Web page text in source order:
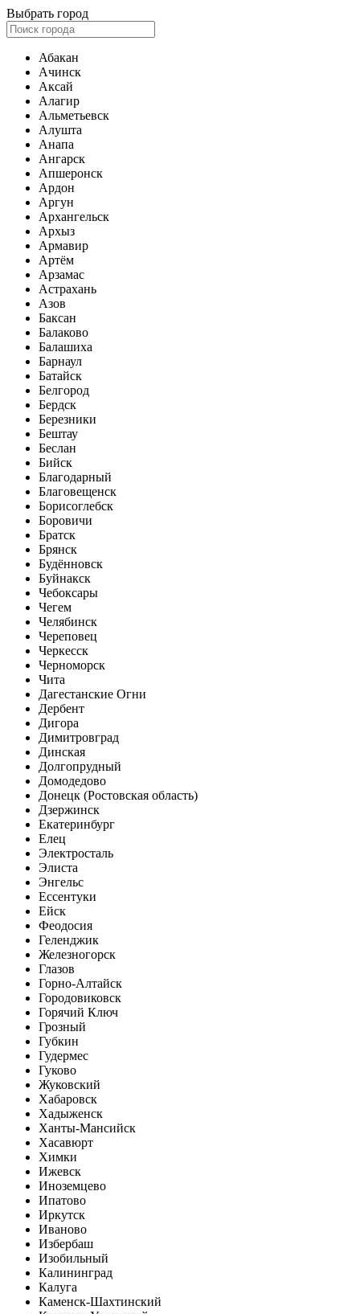
Выбрать город
Абакан
Ачинск
Аксай
Алагир
Альметьевск
Алушта
Анапа
Ангарск
Апшеронск
Ардон
Аргун
Архангельск
Архыз
Армавир
Артём
Арзамас
Астрахань
Азов
Баксан
Балаково
Балашиха
Барнаул
Батайск
Белгород
Бердск
Березники
Бештау
Беслан
Бийск
Благодарный
Благовещенск
Борисоглебск
Боровичи
Братск
Брянск
Будённовск
Буйнакск
Чебоксары
Чегем
Челябинск
Череповец
Черкесск
Черноморск
Чита
Дагестанские Огни
Дербент
Дигора
Димитровград
Динская
Долгопрудный
Домодедово
Донецк (Ростовская область)
Дзержинск
Екатеринбург
Елец
Электросталь
Элиста
Энгельс
Ессентуки
Ейск
Феодосия
Геленджик
Железногорск
Глазов
Горно-Алтайск
Городовиковск
Горячий Ключ
Грозный
Губкин
Гудермес
Гуково
Жуковский
Хабаровск
Хадыженск
Ханты-Мансийск
Хасавюрт
Химки
Ижевск
Иноземцево
Ипатово
Иркутск
Иваново
Избербаш
Изобильный
Калининград
Калуга
Каменск-Шахтинский